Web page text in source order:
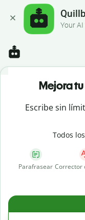
Your
Mejora
Escribe sin
Todos
Parafrasear Corrector